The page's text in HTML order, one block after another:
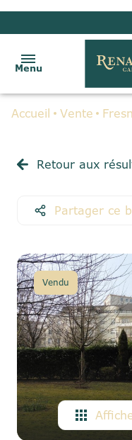
Menu
VENTES
BIENS
GESTION
LOCATIVE
ALERTE
E-MAIL
CONTACT
Accueil Vente
Retour aux
Partager ce
Vendu